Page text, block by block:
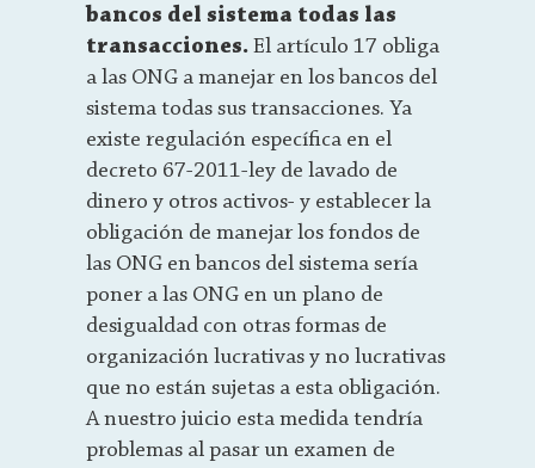
bancos del sistema todas las
transacciones. El artículo 17 obliga
a las ONG a manejar en los bancos del
sistema todas sus transacciones. Ya
existe regulación específica en el
decreto 67-2011-ley de lavado de
dinero y otros activos- y establecer la
obligación de manejar los fondos de
las ONG en bancos del sistema sería
poner a las ONG en un plano de
desigualdad con otras formas de
organización lucrativas y no lucrativas
que no están sujetas a esta obligación.
A nuestro juicio esta medida tendría
problemas al pasar un examen de